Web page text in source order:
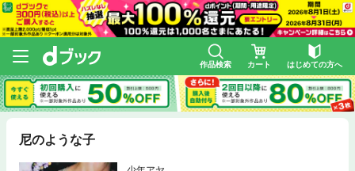
作品検索 カート はじめての方へ
尼のような子